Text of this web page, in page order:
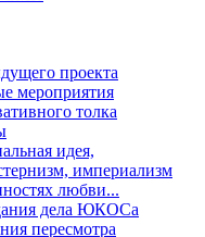
проекта
мероприятия
толка
идея,
империализм
любви...
дела ЮКОСа
пересмотра